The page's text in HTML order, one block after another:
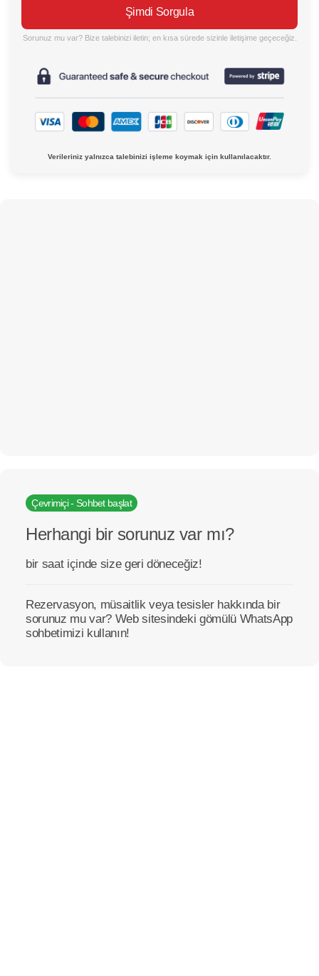
Şimdi Sorgula
Sorunuz mu var? Bize talebinizi iletin; en kısa sürede sizinle iletişime geçeceğiz.
Verileriniz yalnızca talebinizi işleme koymak için kullanılacaktır.
Çevrimiçi - Sohbet başlat
Herhangi bir sorunuz var mı?
bir saat içinde size geri döneceğiz!
Rezervasyon, müsaitlik veya tesisler hakkında bir
sorunuz mu var? Web sitesindeki gömülü WhatsApp
sohbetimizi kullanın!